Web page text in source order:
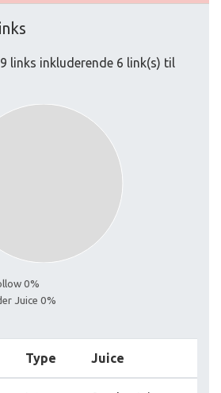
links inkluderende 6 link(s) til
0%
Juice 0%
Type Juice